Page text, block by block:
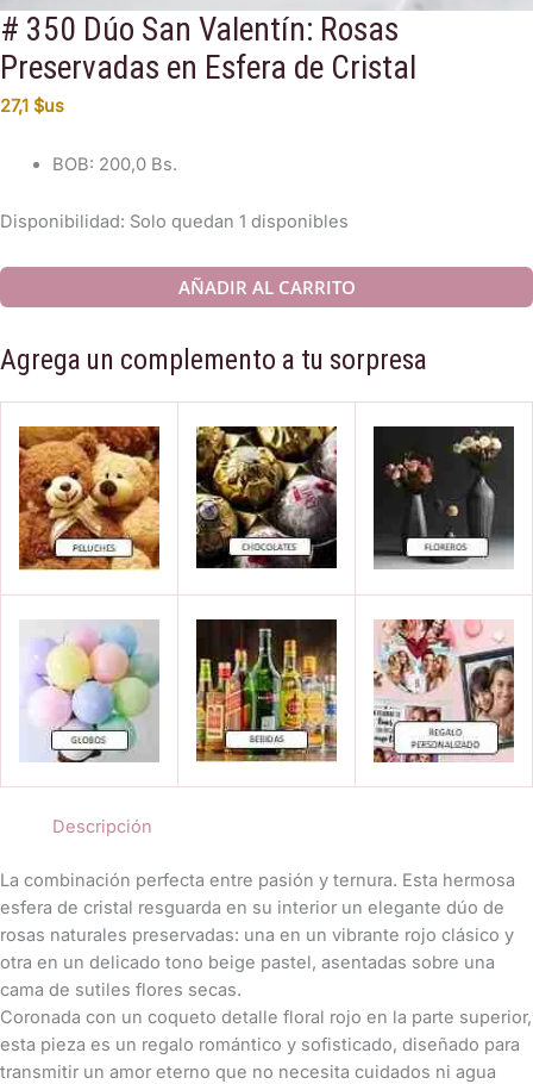
# 350 Dúo San Valentín: Rosas
Preservadas en Esfera de Cristal
27,1 $us
BOB: 200,0 Bs.
Disponibilidad: Solo quedan 1 disponibles
#
350
San
Preservadas
en
Esfera
de
Cristal
AÑADIR AL CARRITO
Agrega un complemento a tu sorpresa
Descripción
La combinación perfecta entre pasión y ternura. Esta hermosa
esfera de cristal resguarda en su interior un elegante dúo de
rosas naturales preservadas: una en un vibrante rojo clásico y
otra en un delicado tono beige pastel, asentadas sobre una
cama de sutiles flores secas.
​Coronada con un coqueto detalle floral rojo en la parte superior,
esta pieza es un regalo romántico y sofisticado, diseñado para
transmitir un amor eterno que no necesita cuidados ni agua